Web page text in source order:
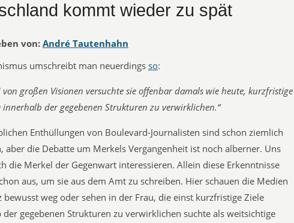
kommt wieder zu spät
von:André Tautenhahn
umschreibt man neuerdingsso:
von großen Visionen versuchte sie offenbar damals wie heute, kurzfristige
innerhalb der gegebenen Strukturen zu verwirklichen.“
Enthüllungen von Boulevard-Journalisten sind schon ziemlich
aber die Debatte um Merkels Vergangenheit ist noch alberner. Uns
die Merkel der Gegenwart interessieren. Allein diese Erkenntnisse
aus, um sie aus dem Amt zu schreiben. Hier schauen die Medien
bewusst weg oder sehen in der Frau, die einst kurzfristige Ziele
der gegebenen Strukturen zu verwirklichen suchte als weitsichtige